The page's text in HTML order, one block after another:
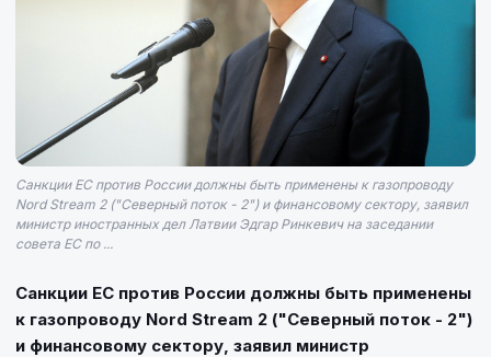
Санкции ЕС против России должны быть применены к газопроводу
Nord Stream 2 ("Северный поток - 2") и финансовому сектору, заявил
министр иностранных дел Латвии Эдгар Ринкевич на заседании
совета ЕС по ...
Санкции ЕС против России должны быть применены
к газопроводу Nord Stream 2 ("Северный поток - 2")
и финансовому сектору, заявил министр